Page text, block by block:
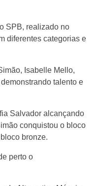
SPB, realizado no
diferentes categorias e
Isabelle Mello,
talento e
Salvador alcançando
conquistou o bloco
bronze.
perto o